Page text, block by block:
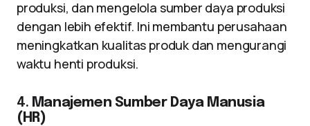
produksi, dan mengelola sumber daya produksi
dengan lebih efektif. Ini membantu perusahaan
meningkatkan kualitas produk dan mengurangi
waktu henti produksi.
4. Manajemen Sumber Daya Manusia
(HR)